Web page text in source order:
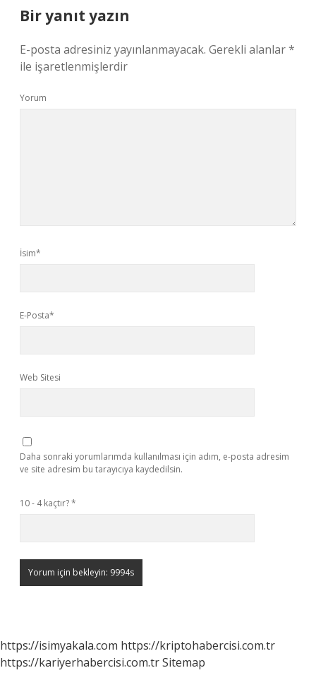
Bir yanıt yazın
E-posta adresiniz yayınlanmayacak. Gerekli alanlar*
ile işaretlenmişlerdir
Yorum
İsim*
E-Posta*
Web Sitesi
Daha sonraki yorumlarımda kullanılması için adım, e-posta adresim
ve site adresim bu tarayıcıya kaydedilsin.
10 - 4 kaçtır?*
https://isimyakala.com https://kriptohabercisi.com.tr
https://kariyerhabercisi.com.trSitemap